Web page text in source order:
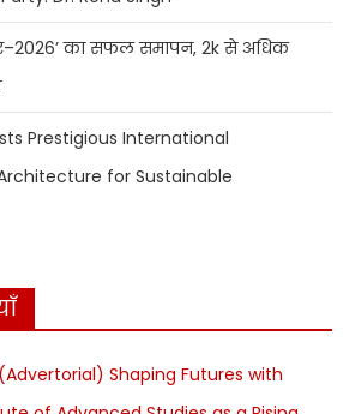
का सफल समापन, 2k से अधिक
Prestigious International
for Sustainable
(Advertorial) Shaping Futures with